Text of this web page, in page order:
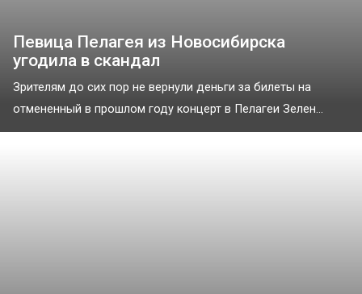
Певица Пелагея из Новосибирска
угодила в скандал
Зрителям до сих пор не вернули деньги за билеты на
отмененный в прошлом году концерт в Пелагеи Зелен...